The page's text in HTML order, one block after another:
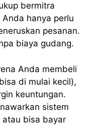
bermitra
hanya perlu
pesanan.
biaya gudang.
Anda membeli
di mulai kecil),
keuntungan.
sistem
atau bisa bayar